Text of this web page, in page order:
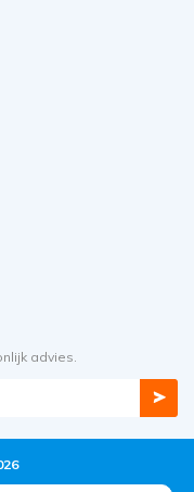
advies.